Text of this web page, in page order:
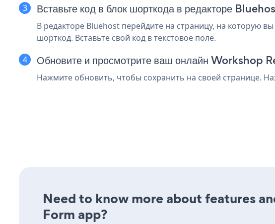
Вставьте код в блок шорткода в редакторе
В редакторе Bluehost перейдите на страницу, на которую
шорткод. Вставьте свой код в текстовое поле.
Обновите и просмотрите ваш онлайн Workshop
Нажмите обновить, чтобы сохранить на своей странице.
Need to know more about features
Form app?